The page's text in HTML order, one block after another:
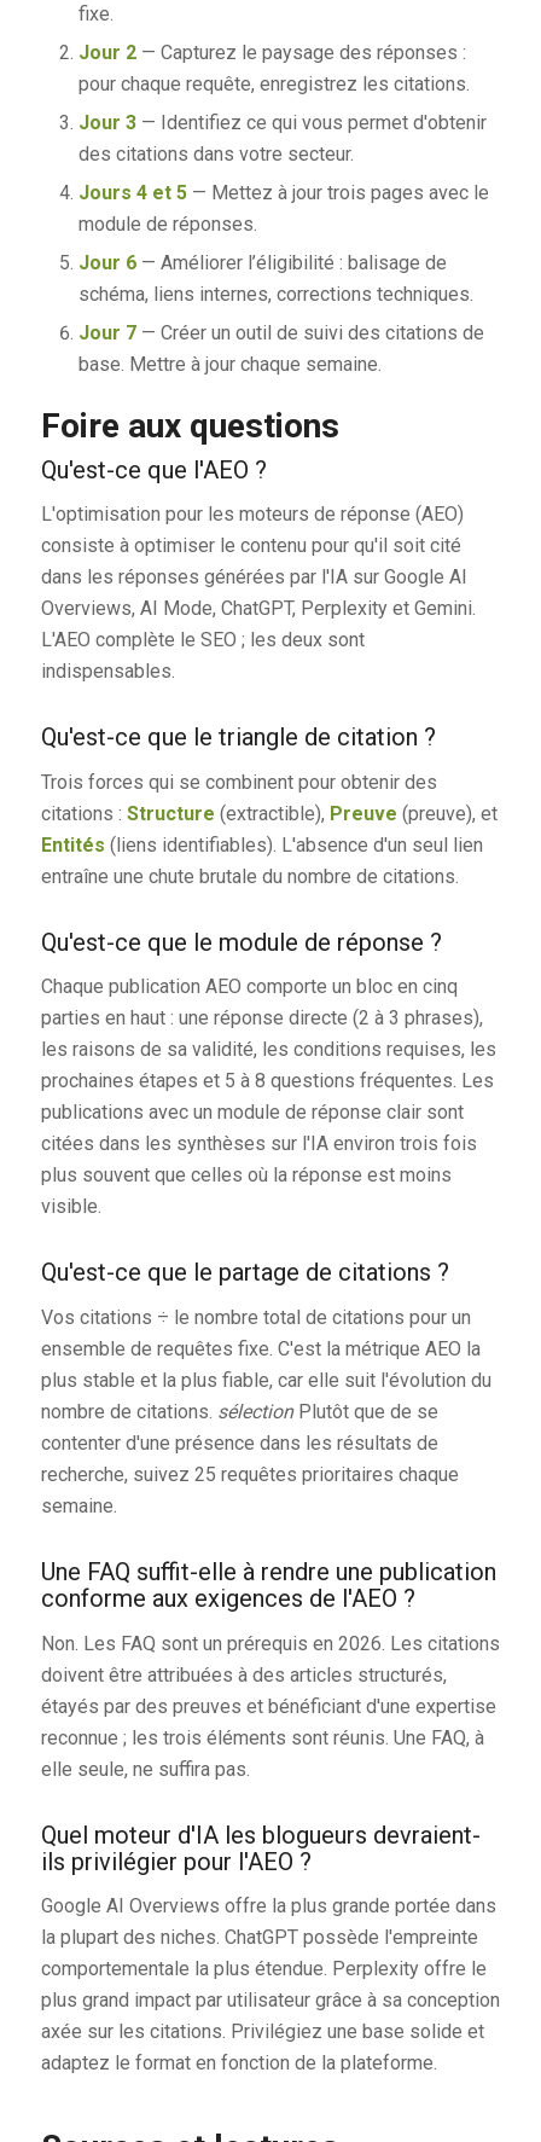
fixe.
Jour 2— Capturez le paysage des réponses :
pour chaque requête, enregistrez les citations.
Jour 3— Identifiez ce qui vous permet d'obtenir
des citations dans votre secteur.
Jours 4 et 5— Mettez à jour trois pages avec le
module de réponses.
Jour 6— Améliorer l’éligibilité : balisage de
schéma, liens internes, corrections techniques.
Jour 7— Créer un outil de suivi des citations de
base. Mettre à jour chaque semaine.
Foire aux questions
Qu'est-ce que l'AEO ?
L'optimisation pour les moteurs de réponse (AEO)
consiste à optimiser le contenu pour qu'il soit cité
dans les réponses générées par l'IA sur Google AI
Overviews, AI Mode, ChatGPT, Perplexity et Gemini.
L'AEO complète le SEO ; les deux sont
indispensables.
Qu'est-ce que le triangle de citation ?
Trois forces qui se combinent pour obtenir des
citations : Structure (extractible), Preuve (preuve), et
Entités (liens identifiables). L'absence d'un seul lien
entraîne une chute brutale du nombre de citations.
Qu'est-ce que le module de réponse ?
Chaque publication AEO comporte un bloc en cinq
parties en haut : une réponse directe (2 à 3 phrases),
les raisons de sa validité, les conditions requises, les
prochaines étapes et 5 à 8 questions fréquentes. Les
publications avec un module de réponse clair sont
citées dans les synthèses sur l'IA environ trois fois
plus souvent que celles où la réponse est moins
visible.
Qu'est-ce que le partage de citations ?
Vos citations ÷ le nombre total de citations pour un
ensemble de requêtes fixe. C'est la métrique AEO la
plus stable et la plus fiable, car elle suit l'évolution du
nombre de citations. sélectionPlutôt que de se
contenter d'une présence dans les résultats de
recherche, suivez 25 requêtes prioritaires chaque
semaine.
Une FAQ suffit-elle à rendre une publication
conforme aux exigences de l'AEO ?
Non. Les FAQ sont un prérequis en 2026. Les citations
doivent être attribuées à des articles structurés,
étayés par des preuves et bénéficiant d'une expertise
reconnue ; les trois éléments sont réunis. Une FAQ, à
elle seule, ne suffira pas.
Quel moteur d'IA les blogueurs devraient-
ils privilégier pour l'AEO ?
Google AI Overviews offre la plus grande portée dans
la plupart des niches. ChatGPT possède l'empreinte
comportementale la plus étendue. Perplexity offre le
plus grand impact par utilisateur grâce à sa conception
axée sur les citations. Privilégiez une base solide et
adaptez le format en fonction de la plateforme.